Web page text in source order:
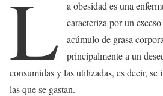
L
a obesidad es una
caracteriza por un
acúmulo de grasa
principalmente a un
consumidas y las utilizadas, es decir, se
las que se gastan.